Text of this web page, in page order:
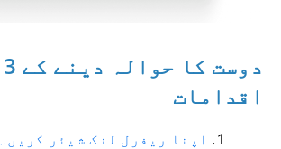
اقدامات
اپنا ریفرل لنک شیئر کریں۔